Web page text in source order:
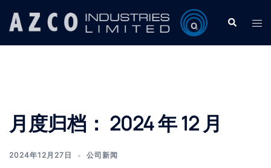
Search
月度归档： 2024 年 12 月
2024年12月27日 公司新闻